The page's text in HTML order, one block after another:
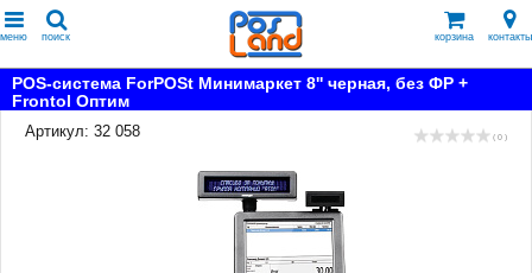
меню поиск корзина контакты
POS-система ForPOSt Минимаркет 8'' черная, без ФР +
Frontol Оптим
Артикул: 32 058
( 0 )